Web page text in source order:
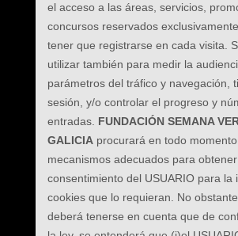
el acceso a las áreas, servicios,
concursos reservados
tener que registrarse en cada visita.
utilizar también para medir la
parámetros del tráfico y navegación,
sesión, y/o controlar el progreso y
entradas. FUNDACIÓN SEMANA
GALICIA procurará en todo
mecanismos adecuados para
consentimiento del USUARIO para la
cookies que lo requieran. No
deberá tenerse en cuenta que de